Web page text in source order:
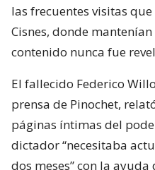
las frecuentes visitas
Cisnes, donde
contenido nunca fue
El fallecido Federico
prensa de Pinochet,
páginas íntimas del
dictador “necesitaba
dos meses” con la